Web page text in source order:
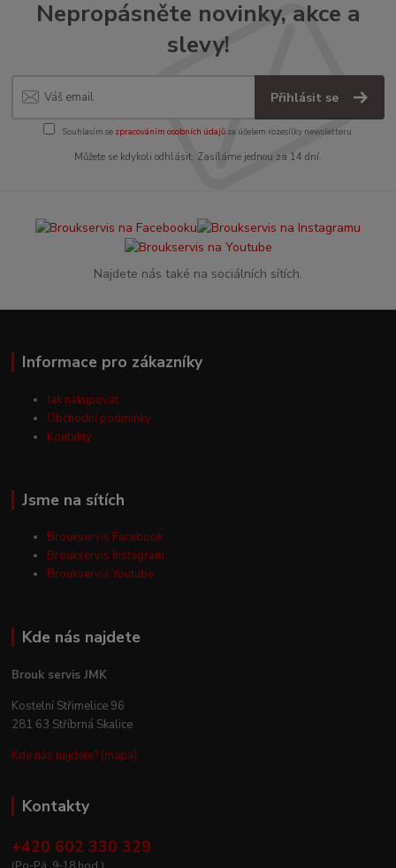
Nepropásněte novinky, akce a
slevy!
Přihlásit se
Souhlasím se zpracováním osobních údajůza účelem rozesílky newsletteru.
Můžete se kdykoli odhlásit. Zasíláme jednou za 14 dní.
Najdete nás také na sociálních sítích.
Informace pro zákazníky
Jak nakupovat
Obchodní podmínky
Kontakty
Jsme na sítích
Broukservis Facebook
Broukservis Instagram
Broukservis Youtube
Kde nás najdete
Brouk servis JMK
Kostelní Střimelice 96
281 63 Stříbrná Skalice
Kde nás najdete? (mapa)
Kontakty
+420 602 330 329